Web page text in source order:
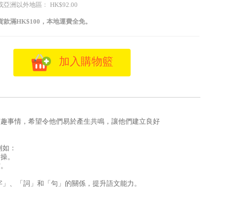
亞洲以外地區﹕ HK$92.00
款滿HK$100，本地運費全免。
加入購物籃
事情，希望令他們易於產生共鳴，讓他們建立良好
：
。
、「詞」和「句」的關係，提升語文能力。